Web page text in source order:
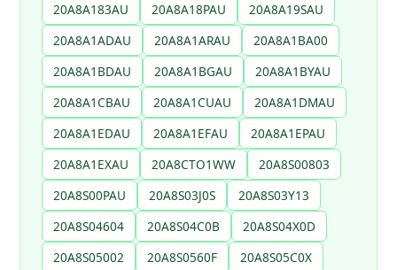
20A8A183AU
20A8A18PAU
20A8A19SAU
20A8A1ADAU
20A8A1ARAU
20A8A1BA00
20A8A1BDAU
20A8A1BGAU
20A8A1BYAU
20A8A1CBAU
20A8A1CUAU
20A8A1DMAU
20A8A1EDAU
20A8A1EFAU
20A8A1EPAU
20A8A1EXAU
20A8CTO1WW
20A8S00803
20A8S00PAU
20A8S03J0S
20A8S03Y13
20A8S04604
20A8S04C0B
20A8S04X0D
20A8S05002
20A8S0560F
20A8S05C0X